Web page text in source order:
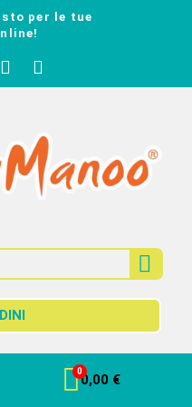
per le tue
0,00 €